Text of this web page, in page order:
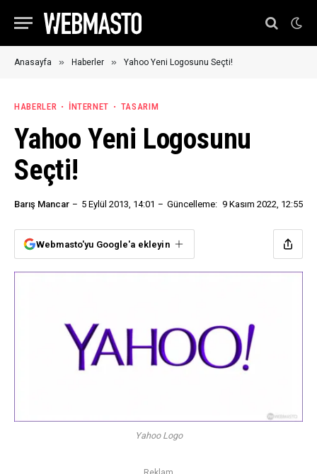
Anasayfa » Haberler » Yahoo Yeni Logosunu Seçti!
HABERLER İNTERNET TASARIM
Yahoo Yeni Logosunu
Seçti!
Barış Mancar 5 Eylül 2013, 14:01 Güncelleme: 9 Kasım 2022, 12:55
Webmasto'yu Google'a ekleyin
Yahoo Logo